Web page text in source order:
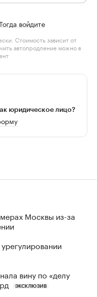
войдите
Стоимость зависит от
автопродление можно в
юридическое лицо?
Москвы из-за
вину по «делу
ЭКСКЛЮЗИВ